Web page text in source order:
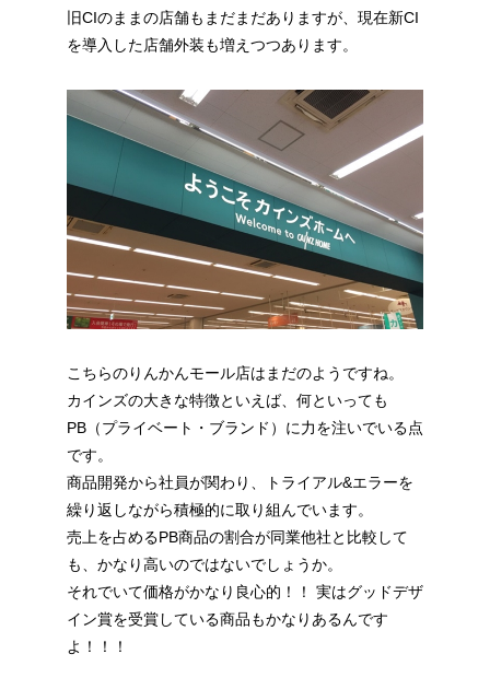
旧CIのままの店舗もまだまだありますが、現在新CI
を導入した店舗外装も増えつつあります。
こちらのりんかんモール店はまだのようですね。
カインズの大きな特徴といえば、何といっても
PB（プライベート・ブランド）に力を注いでいる点
です。
商品開発から社員が関わり、トライアル&エラーを
繰り返しながら積極的に取り組んでいます。
売上を占めるPB商品の割合が同業他社と比較して
も、かなり高いのではないでしょうか。
それでいて価格がかなり良心的！！ 実はグッドデザ
イン賞を受賞している商品もかなりあるんです
よ！！！